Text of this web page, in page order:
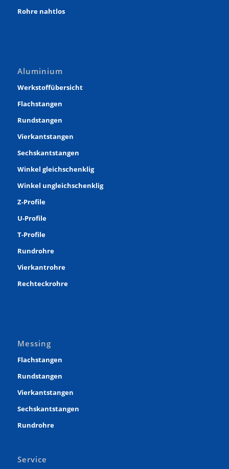
Rohre nahtlos
Aluminium
Werkstoffübersicht
Flachstangen
Rundstangen
Vierkantstangen
Sechskantstangen
Winkel gleichschenklig
Winkel ungleichschenklig
Z-Profile
U-Profile
T-Profile
Rundrohre
Vierkantrohre
Rechteckrohre
Messing
Flachstangen
Rundstangen
Vierkantstangen
Sechskantstangen
Rundrohre
Service